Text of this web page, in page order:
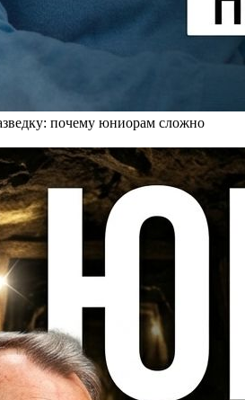
почему юниорам сложно